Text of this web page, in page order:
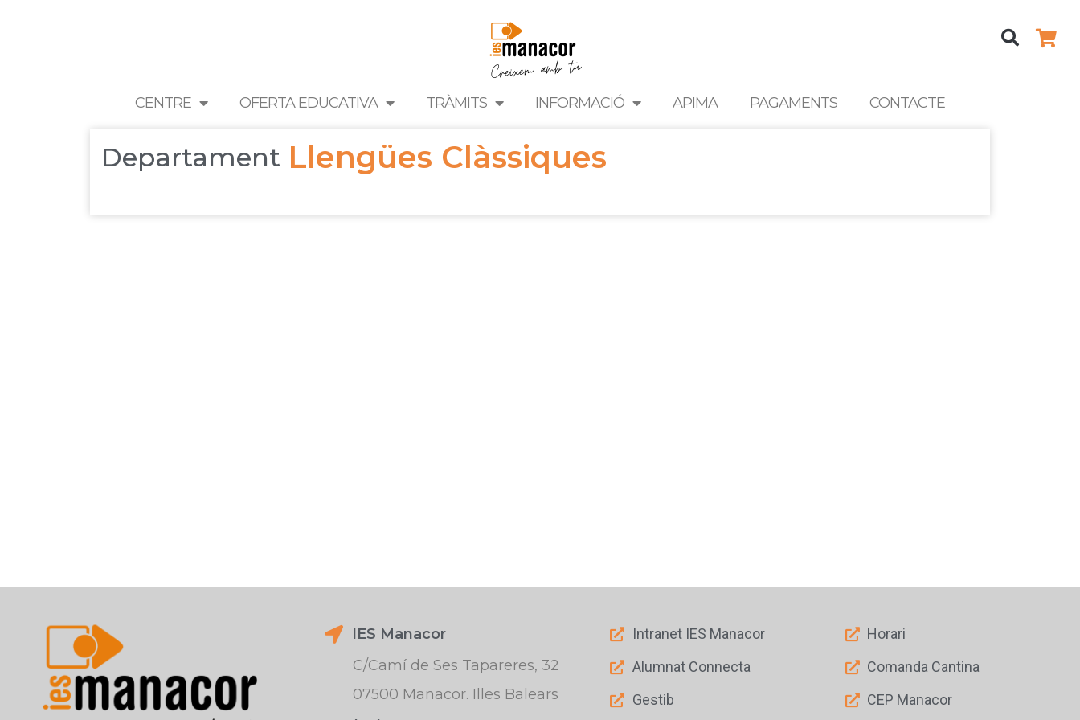
CENTRE OFERTA EDUCATIVA TRÀMITS INFORMACIÓ APIMA PAGAMENTS CONTACTE
Departament Llengües Clàssiques
IES Manacor
C/Camí de Ses Tapareres, 32
07500 Manacor. Illes Balears
Intranet IES Manacor
Alumnat Connecta
Gestib
Horari
Comanda Cantina
CEP Manacor